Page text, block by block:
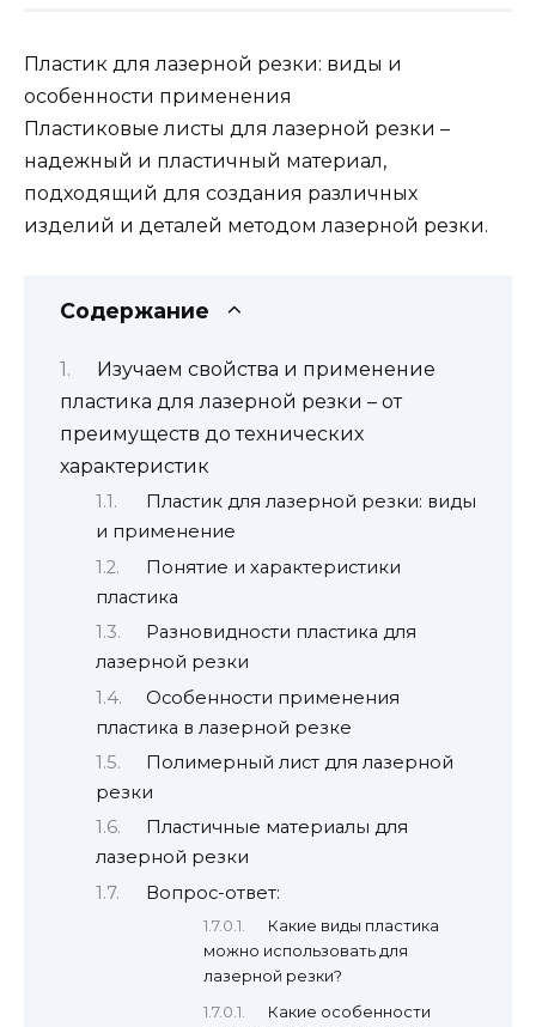
Пластик для лазерной резки: виды и
особенности применения
Пластиковые листы для лазерной резки –
надежный и пластичный материал,
подходящий для создания различных
изделий и деталей методом лазерной резки.
Содержание
Изучаем свойства и применение
пластика для лазерной резки – от
преимуществ до технических
характеристик
Пластик для лазерной резки: виды
и применение
Понятие и характеристики
пластика
Разновидности пластика для
лазерной резки
Особенности применения
пластика в лазерной резке
Полимерный лист для лазерной
резки
Пластичные материалы для
лазерной резки
Вопрос-ответ:
Какие виды пластика
можно использовать для
лазерной резки?
Какие особенности